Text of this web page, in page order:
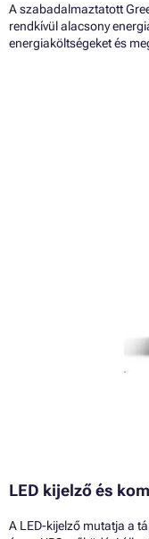
A szabadalmaztatott
rendkívül alacsony
energiaköltségeket és
LED kijelző és
A LED-kijelző mutatja a